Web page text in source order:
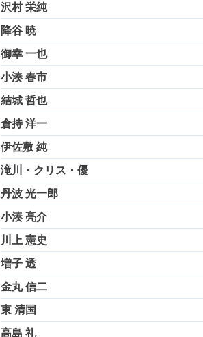
沢村 栄純
降谷 暁
御幸 一也
小湊 春市
結城 哲也
倉持 洋一
伊佐敷 純
滝川・クリス・優
丹波 光一郎
小湊 亮介
川上 憲史
増子 透
金丸 信二
東 清国
高島 礼